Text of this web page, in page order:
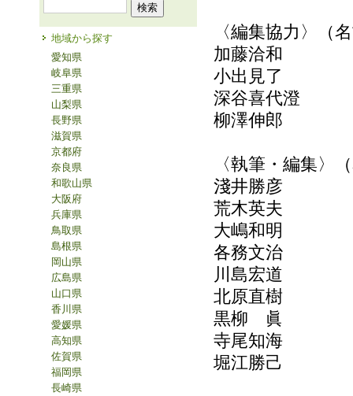
地域から探す
愛知県
岐阜県
三重県
山梨県
長野県
滋賀県
京都府
奈良県
和歌山県
大阪府
兵庫県
鳥取県
島根県
岡山県
広島県
山口県
香川県
愛媛県
高知県
佐賀県
福岡県
長崎県
〈編集協力〉（
加藤洽和
小出見了
深谷喜代澄
柳澤伸郎
〈執筆・編集〉
淺井勝彦
荒木英夫
大嶋和明
各務文治
川島宏道
北原直樹
黒柳 眞
寺尾知海
堀江勝己